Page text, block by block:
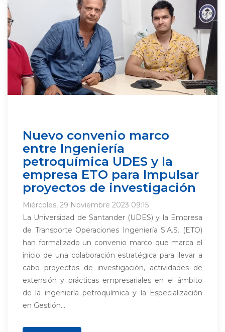
Nuevo convenio marco
entre Ingeniería
petroquímica UDES y la
empresa ETO para Impulsar
proyectos de investigación
Miércoles, 29 Noviembre 2023 09:15
La Universidad de Santander (UDES) y la Empresa
de Transporte Operaciones Ingeniería S.A.S. (ETO)
han formalizado un convenio marco que marca el
inicio de una colaboración estratégica para llevar a
cabo proyectos de investigación, actividades de
extensión y prácticas empresariales en el ámbito
de la ingeniería petroquímica y la Especialización
en Gestión...